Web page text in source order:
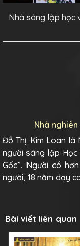
Nhà sáng lập học
Nhà
Đỗ Thị Kim Loan là
người sáng lập
Gốc”. Người có
người, 18 năm dạy
Bài viết liên quan